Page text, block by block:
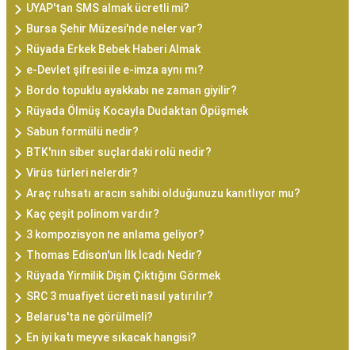
UYAP'tan SMS almak ücretli mi?
Bursa Şehir Müzesi'nde neler var?
Rüyada Erkek Bebek Haberi Almak
e-Devlet şifresi ile e-imza aynı mı?
Bordo topuklu ayakkabı ne zaman giyilir?
Rüyada Ölmüş Kocayla Dudaktan Öpüşmek
Sabun formülü nedir?
BTK'nın siber suçlardaki rolü nedir?
Virüs türleri nelerdir?
Araç ruhsatı aracın sahibi olduğunuzu kanıtlıyor mu?
Kaç çeşit polinom vardır?
3 kompozisyon ne anlama geliyor?
Thomas Edison'un İlk İcadı Nedir?
Rüyada Yirmilik Dişin Çıktığını Görmek
SRC 3 muafiyet ücreti nasıl yatırılır?
Belarus'ta ne görülmeli?
En iyi katı meyve sıkacak hangisi?